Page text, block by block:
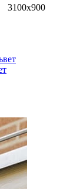
3100х900